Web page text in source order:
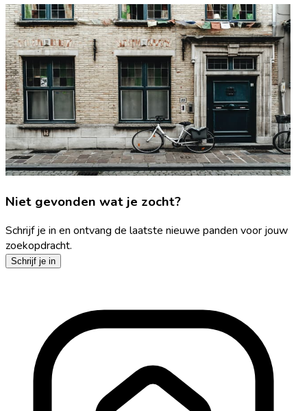
Niet gevonden wat je zocht?
Schrijf je in en ontvang de laatste nieuwe panden voor jouw
zoekopdracht.
Schrijf je in